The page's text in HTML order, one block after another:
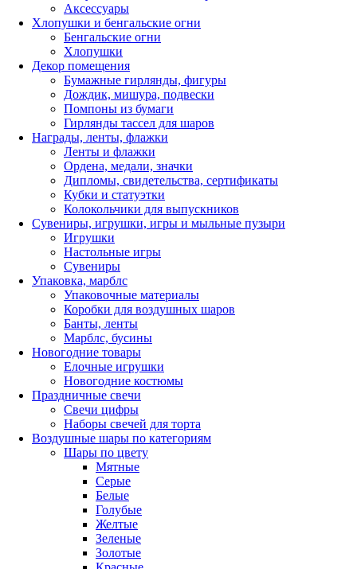
Аксессуары
Хлопушки и бенгальские огни
Бенгальские огни
Хлопушки
Декор помещения
Бумажные гирлянды, фигуры
Дождик, мишура, подвески
Помпоны из бумаги
Гирлянды тассел для шаров
Награды, ленты, флажки
Ленты и флажки
Ордена, медали, значки
Дипломы, свидетельства, сертификаты
Кубки и статуэтки
Колокольчики для выпускников
Сувениры, игрушки, игры и мыльные пузыри
Игрушки
Настольные игры
Сувениры
Упаковка, марблс
Упаковочные материалы
Коробки для воздушных шаров
Банты, ленты
Марблс, бусины
Новогодние товары
Елочные игрушки
Новогодние костюмы
Праздничные свечи
Свечи цифры
Наборы свечей для торта
Воздушные шары по категориям
Шары по цвету
Мятные
Серые
Белые
Голубые
Желтые
Зеленые
Золотые